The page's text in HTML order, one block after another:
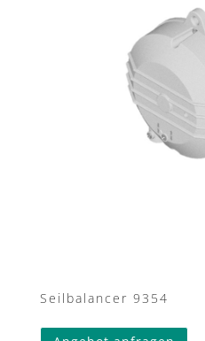
Seilbalancer 9354